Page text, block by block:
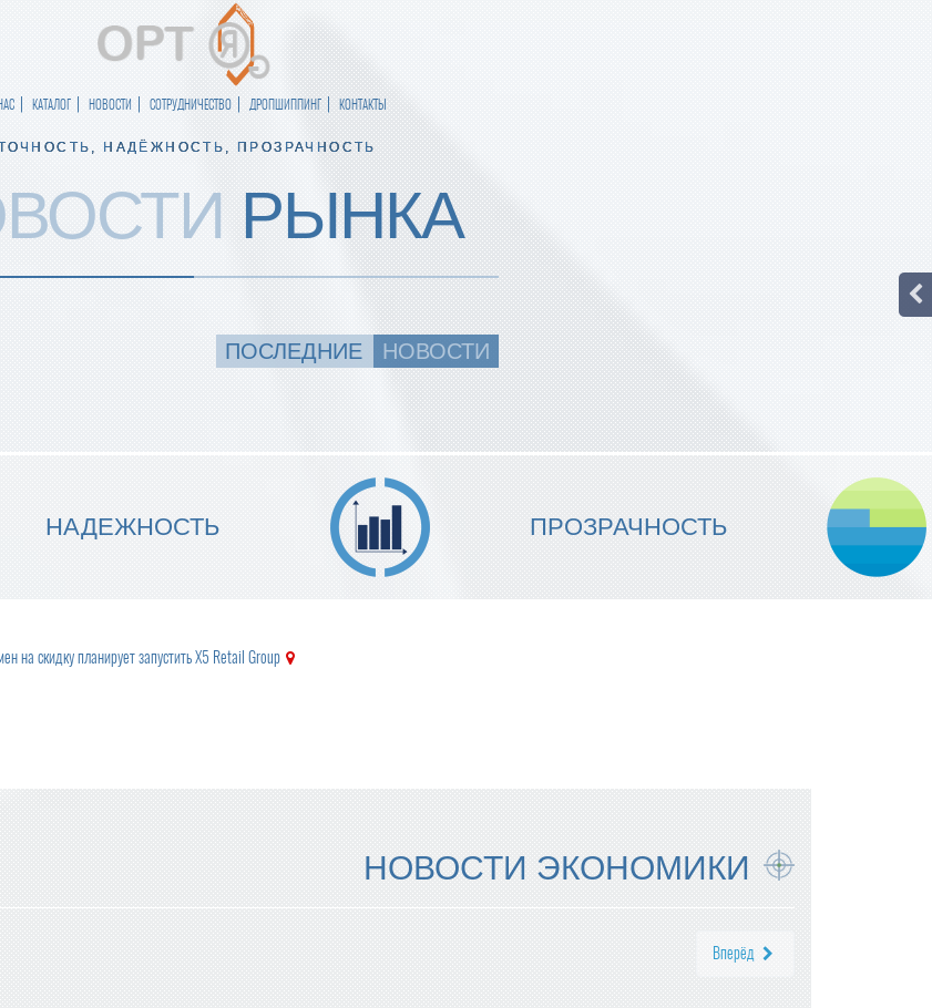
КАТАЛОГ НОВОСТИ СОТРУДНИЧЕСТВО ДРОПШИППИНГ КОНТАКТЫ
НАДЁЖНОСТЬ, ПРОЗРАЧНОСТЬ
РЫНКА
ПОСЛЕДНИЕ НОВОСТИ
МЫ ГАРАНТИРУЕМ ТОЧНОСТЬ
ИСПОЛНЕНИЯ
НАДЕЖНОСТЬ
МЫ ОБЕСПЕЧИВАЕМ
НАДЕЖНОСТЬ ИСПОЛНЕНИЯ
ПРОЗРАЧНОСТЬ
на скидку планирует запустить X5 Retail Group
НОВОСТИ ЭКОНОМИКИ
Вперёд